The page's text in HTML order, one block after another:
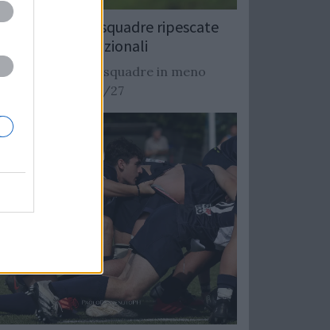
Record di squadre ripescate
campionati nazionali
oltre 20 squadre in meno
stagione 2026/27